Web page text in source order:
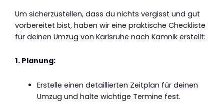
Um sicherzustellen, dass du nichts vergisst und gut
vorbereitet bist, haben wir eine praktische Checkliste
für deinen Umzug von Karlsruhe nach Kamnik erstellt:
1. Planung:
Erstelle einen detaillierten Zeitplan für deinen
Umzug und halte wichtige Termine fest.